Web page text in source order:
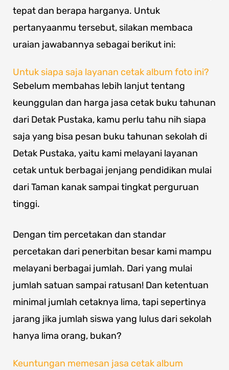
tepat dan berapa harganya. Untuk
pertanyaanmu tersebut, silakan membaca
uraian jawabannya sebagai berikut ini:
Untuk siapa saja layanan cetak album foto ini?
Sebelum membahas lebih lanjut tentang
keunggulan dan harga jasa cetak buku tahunan
dari Detak Pustaka, kamu perlu tahu nih siapa
saja yang bisa pesan buku tahunan sekolah di
Detak Pustaka, yaitu kami melayani layanan
cetak untuk berbagai jenjang pendidikan mulai
dari Taman kanak sampai tingkat perguruan
tinggi.
Dengan tim percetakan dan standar
percetakan dari penerbitan besar kami mampu
melayani berbagai jumlah. Dari yang mulai
jumlah satuan sampai ratusan! Dan ketentuan
minimal jumlah cetaknya lima, tapi sepertinya
jarang jika jumlah siswa yang lulus dari sekolah
hanya lima orang, bukan?
Keuntungan memesan jasa cetak album